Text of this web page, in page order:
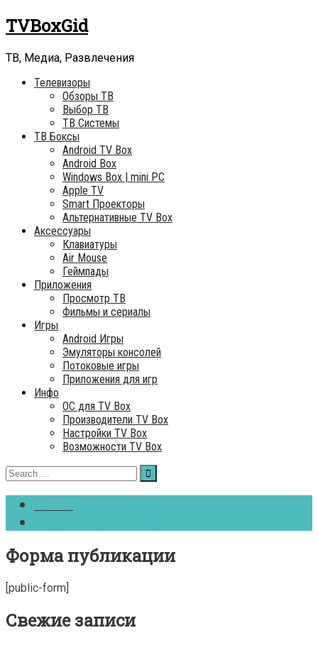
Skip
to
TVBoxGid
ТВ, Медиа, Развлечения
Телевизоры
Обзоры ТВ
Выбор ТВ
ТВ Системы
ТВ Боксы
Android TV Box
Android Box
Windows Box | mini PC
Apple TV
Smart Проекторы
Альтернативные TV Box
Аксессуары
Клавиатуры
Air Mouse
Геймпады
Приложения
Просмотр ТВ
Фильмы и сериалы
Игры
Android Игры
Эмуляторы консолей
Потоковые игры
Приложения для игр
Инфо
ОC для TV Box
Производители TV Box
Настройки TV Box
Возможности TV Box
Search
for:
Форма публикации
[public-form]
Свежие записи